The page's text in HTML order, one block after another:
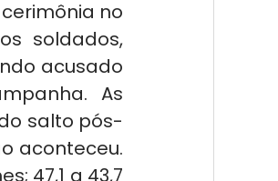
no
soldados,
acusado
As
salto pós-
aconteceu.
47,1 a 43,7